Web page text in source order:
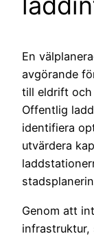
En
avgörande
till eldrift och
Offentlig
identifiera
utvärdera
Genom att
infrastruktur,